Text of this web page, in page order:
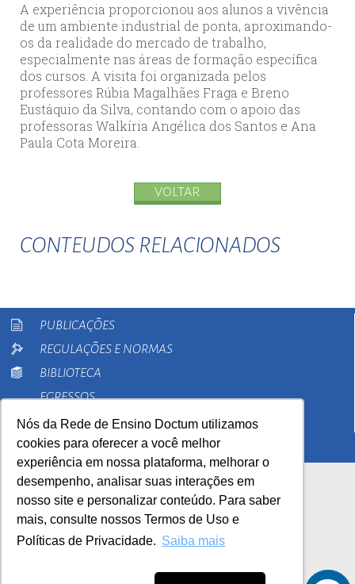
Nós da Rede de Ensino Doctum utilizamos
cookies para oferecer a você melhor
experiência em nossa plataforma, melhorar o
desempenho, analisar suas interações em
nosso site e personalizar conteúdo. Para saber
mais, consulte nossos Termos de Uso e
Políticas de Privacidade. Saiba mais
A experiência proporcionou aos alunos a vivência
de um ambiente industrial de ponta, aproximando-
os da realidade do mercado de trabalho,
especialmente nas áreas de formação específica
dos cursos. A visita foi organizada pelos
professores Rúbia Magalhães Fraga e Breno
Eustáquio da Silva, contando com o apoio das
professoras Walkíria Angélica dos Santos e Ana
Paula Cota Moreira.
VOLTAR
CONTEUDOS RELACIONADOS
PUBLICAÇÕES
REGULAÇÕES E NORMAS
BIBLIOTECA
EGRESSOS
PESQUISA
EXTENSÃO
AutoAvaliação Institucional